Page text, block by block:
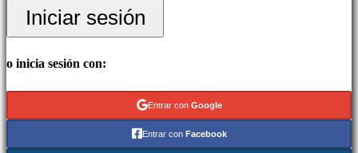
Categorías
Juegos
Juegos
Iniciar sesión
o inicia sesión con:
Entrar con Google
Entrar con Facebook